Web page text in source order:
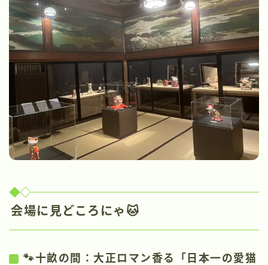
会場に見どころにゃ🐱
🐾十畝の間：大正ロマン香る「日本一の愛猫